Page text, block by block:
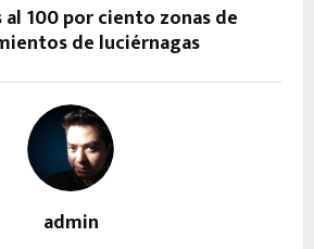
100 por ciento zonas de
de luciérnagas
admin